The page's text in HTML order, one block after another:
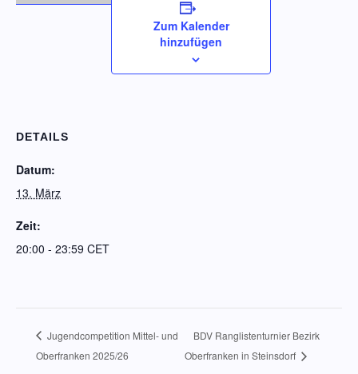
Zum Kalender
hinzufügen
DETAILS
Datum:
13. März
Zeit:
20:00 - 23:59 CET
Jugendcompetition Mittel- und
Oberfranken 2025/26
BDV Ranglistenturnier Bezirk
Oberfranken in Steinsdorf